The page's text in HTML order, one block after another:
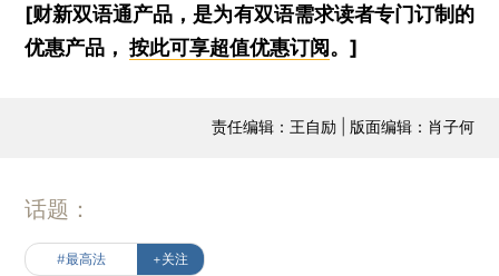
[财新双语通产品，是为有双语需求读者专门订制的
优惠产品，按此可享超值优惠订阅 。]
责任编辑：王自励 | 版面编辑：肖子何
话题：
#最高法 +关注